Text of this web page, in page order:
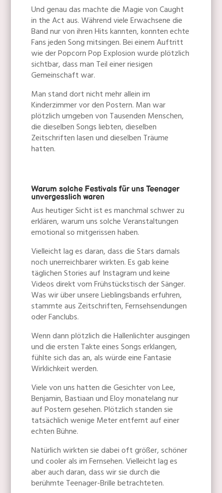
Und genau das machte die Magie von Caught
in the Act aus. Während viele Erwachsene die
Band nur von ihren Hits kannten, konnten echte
Fans jeden Song mitsingen. Bei einem Auftritt
wie der Popcorn Pop Explosion wurde plötzlich
sichtbar, dass man Teil einer riesigen
Gemeinschaft war.
Man stand dort nicht mehr allein im
Kinderzimmer vor den Postern. Man war
plötzlich umgeben von Tausenden Menschen,
die dieselben Songs liebten, dieselben
Zeitschriften lasen und dieselben Träume
hatten.
Warum solche Festivals für uns Teenager
unvergesslich waren
Aus heutiger Sicht ist es manchmal schwer zu
erklären, warum uns solche Veranstaltungen
emotional so mitgerissen haben.
Vielleicht lag es daran, dass die Stars damals
noch unerreichbarer wirkten. Es gab keine
täglichen Stories auf Instagram und keine
Videos direkt vom Frühstückstisch der Sänger.
Was wir über unsere Lieblingsbands erfuhren,
stammte aus Zeitschriften, Fernsehsendungen
oder Fanclubs.
Wenn dann plötzlich die Hallenlichter ausgingen
und die ersten Takte eines Songs erklangen,
fühlte sich das an, als würde eine Fantasie
Wirklichkeit werden.
Viele von uns hatten die Gesichter von Lee,
Benjamin, Bastiaan und Eloy monatelang nur
auf Postern gesehen. Plötzlich standen sie
tatsächlich wenige Meter entfernt auf einer
echten Bühne.
Natürlich wirkten sie dabei oft größer, schöner
und cooler als im Fernsehen. Vielleicht lag es
aber auch daran, dass wir sie durch die
berühmte Teenager-Brille betrachteten.